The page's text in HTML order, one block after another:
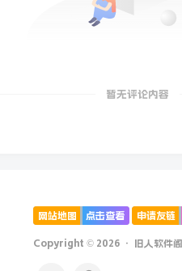
暂无评论内容
网站地图 点击查看 申请友链
Copyright © 2026 · 旧人软件阁